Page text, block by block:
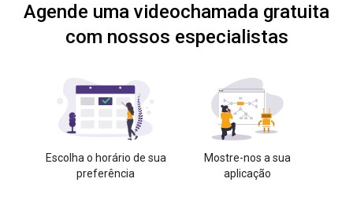
Agende uma videochamada gratuita
com nossos especialistas
Escolha o horário de sua
preferência
Mostre-nos a sua
aplicação